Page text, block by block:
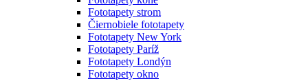
Fototapety strom
Čiernobiele fototapety
Fototapety New York
Fototapety Paríž
Fototapety Londýn
Fototapety okno